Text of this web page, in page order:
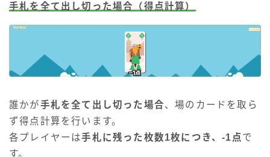
手札を全て出し切った場合（得点計算）
誰かが手札を全て出し切った場合、場のカードを取ら
ず得点計算を行います。
各プレイヤーは手札に残った枚数1枚につき、-1点で
す。